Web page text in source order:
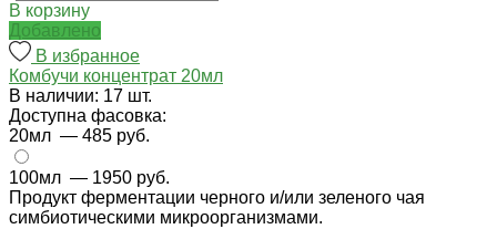
В корзину
Добавлено
В избранное
Комбучи концентрат 20мл
В наличии: 17 шт.
Доступна фасовка:
20мл — 485 руб.
100мл — 1950 руб.
Продукт ферментации черного и/или зеленого чая
симбиотическими микроорганизмами.